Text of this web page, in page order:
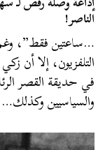
الناصر!
…ساعتين فقط”،
التلفزيون، إلا
في حديقة القصر
والسياسيين وكذلك…